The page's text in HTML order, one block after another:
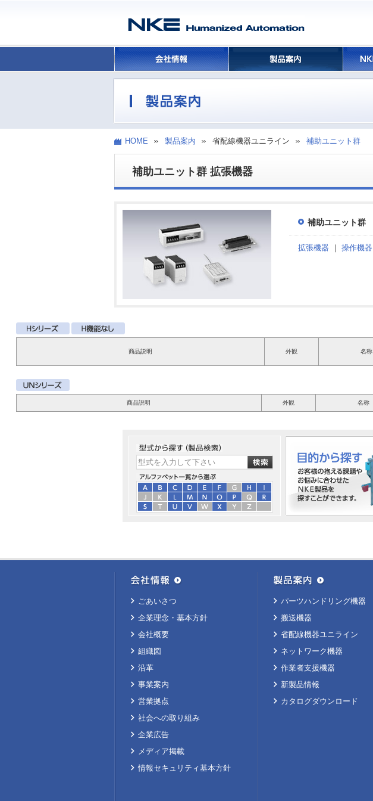
HOME 製品案内 省配線機器ユニライン 補助ユニット群
補助ユニット群 拡張機器
補助ユニット群
拡張機器 ｜ 操作機器
商品説明 外観 名称
商品説明 外観 名称
ごあいさつ
企業理念・基本方針
会社概要
組織図
沿革
事業案内
営業拠点
社会への取り組み
企業広告
メディア掲載
情報セキュリティ基本方針
パーツハンドリング機器
搬送機器
省配線機器ユニライン
ネットワーク機器
作業者支援機器
新製品情報
カタログダウンロード